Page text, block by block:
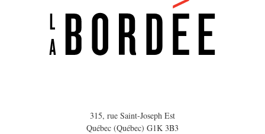
315, rue Saint-Joseph Est
Québec (Québec) G1K 3B3